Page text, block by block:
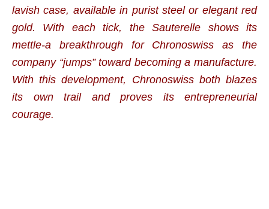
lavish case, available in purist steel or elegant red
gold. With each tick, the Sauterelle shows its
mettle-a breakthrough for Chronoswiss as the
company “jumps” toward becoming a manufacture.
With this development, Chronoswiss both blazes
its own trail and proves its entrepreneurial
courage.